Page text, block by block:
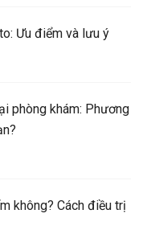
Ưu điểm và lưu ý
phòng khám: Phương
không? Cách điều trị